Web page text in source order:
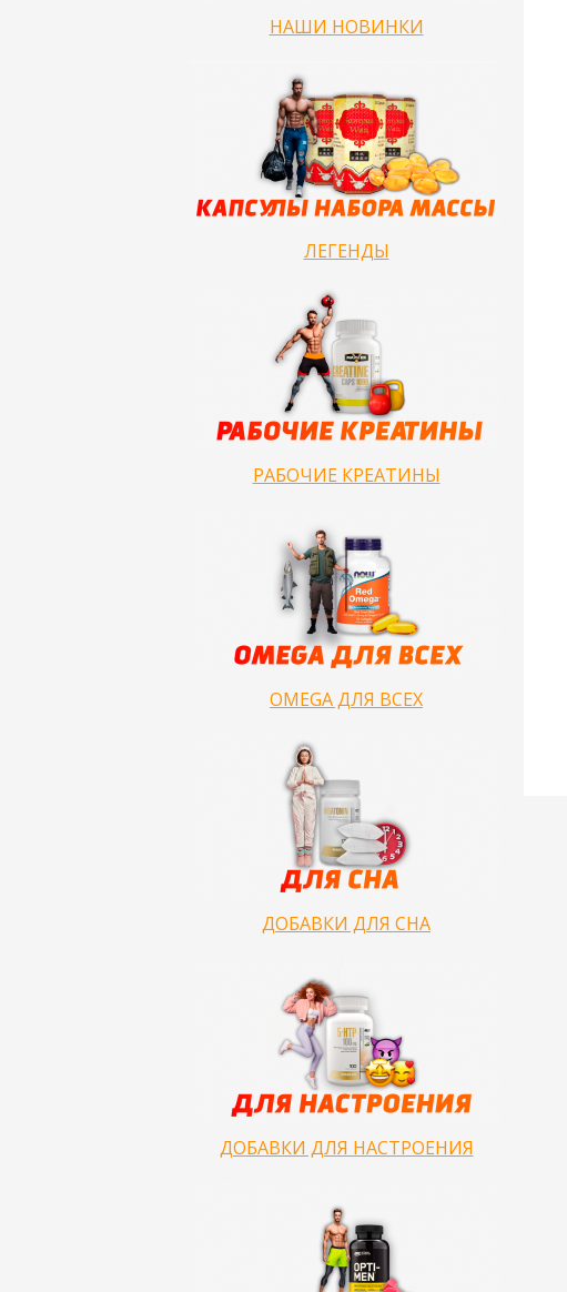
НАШИ НОВИНКИ
ЛЕГЕНДЫ
РАБОЧИЕ КРЕАТИНЫ
OMEGA ДЛЯ ВСЕХ
ДОБАВКИ ДЛЯ СНА
ДОБАВКИ ДЛЯ НАСТРОЕНИЯ